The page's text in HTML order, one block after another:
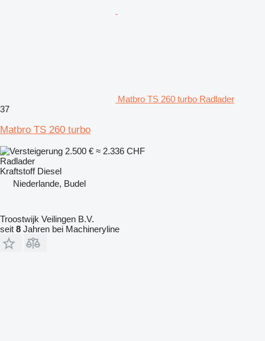
Matbro TS 260 turbo Radlader
37
Matbro TS 260 turbo
2.500 € ≈ 2.336 CHF
Radlader
Kraftstoff Diesel
Niederlande, Budel
Troostwijk Veilingen B.V.
seit 8 Jahren bei Machineryline